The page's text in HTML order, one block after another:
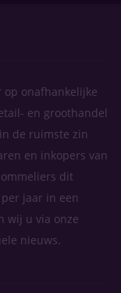
onafhankelijke
en groothandel
de ruimste zin
en inkopers van
dit
jaar in een
wij u via onze
nieuws.